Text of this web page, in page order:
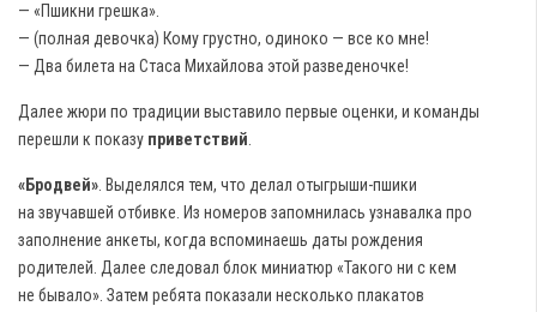
— «Пшикни грешка».
— (полная девочка) Кому грустно, одиноко — все ко мне!
— Два билета на Стаса Михайлова этой разведеночке!
Далее жюри по традиции выставило первые оценки, и команды
перешли к показу приветствий
«Бродвей» . Выделялся тем, что делал отыгрыши-пшики
на звучавшей отбивке. Из номеров запомнилась узнавалка про
заполнение анкеты, когда вспоминаешь даты рождения
родителей. Далее следовал блок миниатюр «Такого ни с кем
не бывало». Затем ребята показали несколько плакатов